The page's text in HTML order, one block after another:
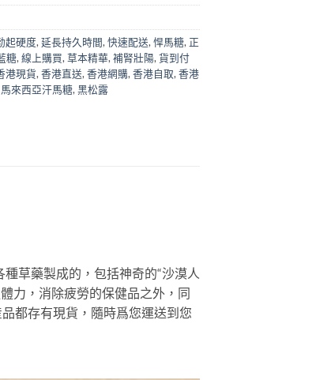
起硬度, 延長持久時間, 快速配送, 悍馬糖, 正
糖, 線上購買, 草本精華, 補腎壯陽, 貨到付
港現貨, 香港直送, 香港網購, 香港自取, 香港
馬來西亞汗馬糖, 黑松露
草藥製成的，包括神奇的“沙漠人
力，消除疲勞的保健品之外，同
都存有現貨，隨時爲您運送到您